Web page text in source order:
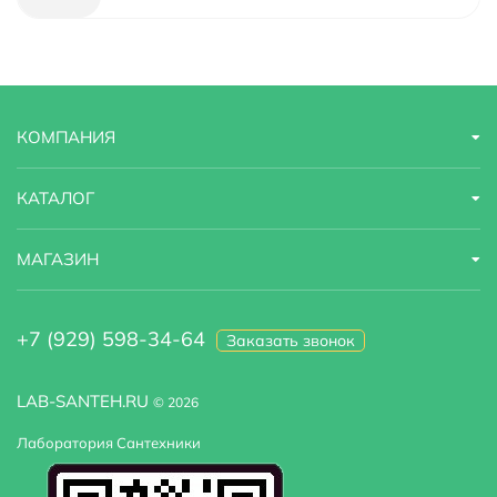
Стандарт подводки
Стилистика дизайна
Тип подводки гибкая
Выдвижной излив Нет
LAB-SANTEH.RU © 2026
Лаборатория Сантехники
КОМПАНИЯ
КАТАЛОГ
МАГАЗИН
+7 (929) 598-34-64 Заказать звонок